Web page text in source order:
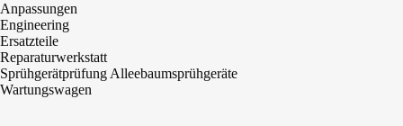
Anpassungen
Engineering
Ersatzteile
Reparaturwerkstatt
Sprühgerätprüfung Alleebaumsprühgeräte
Wartungswagen